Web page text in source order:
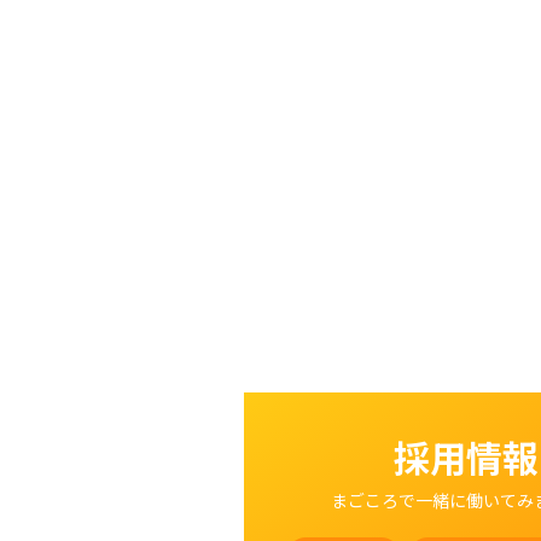
採用情報
まごころで一緒に働いてみ